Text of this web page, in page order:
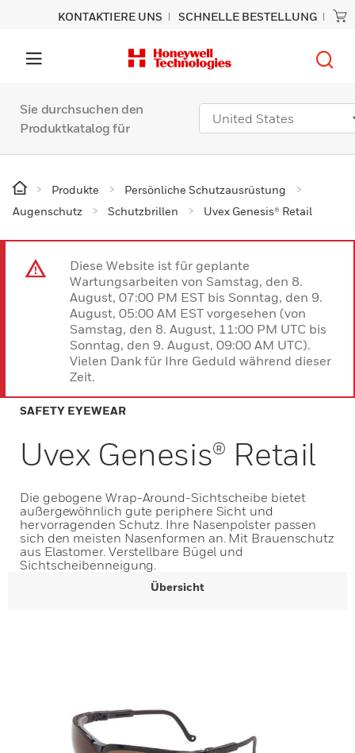
KONTAKTIERE UNS SCHNELLE BESTELLUNG
Sie durchsuchen den
Produktkatalog für
Produkte
Persönliche Schutzausrüstung
Augenschutz
Schutzbrillen Uvex Genesis® Retail
Diese Website ist für geplante
Wartungsarbeiten von Samstag, den 8.
August, 07:00 PM EST bis Sonntag, den 9.
August, 05:00 AM EST vorgesehen (von
Samstag, den 8. August, 11:00 PM UTC bis
Sonntag, den 9. August, 09:00 AM UTC).
Vielen Dank für Ihre Geduld während dieser
Zeit.
SAFETY EYEWEAR
Uvex Genesis® Retail
Die gebogene Wrap-Around-Sichtscheibe bietet
außergewöhnlich gute periphere Sicht und
hervorragenden Schutz. Ihre Nasenpolster passen
sich den meisten Nasenformen an. Mit Brauenschutz
aus Elastomer. Verstellbare Bügel und
Sichtscheibenneigung.
Übersicht